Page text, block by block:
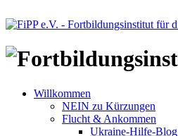
Willkommen
NEIN zu Kürzungen
Flucht & Ankommen
Ukraine-Hilfe-Blog